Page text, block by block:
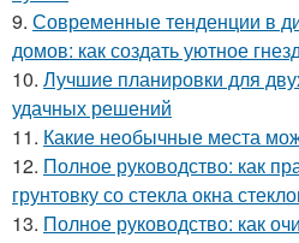
9. Современные тенденции в
домов: как создать уютное
10. Лучшие планировки для
удачных решений
11. Какие необычные места
12. Полное руководство: как
грунтовку со стекла окна
13. Полное руководство: как